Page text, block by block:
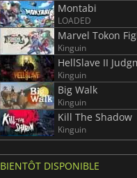
Montabi
LOADED
Marvel Tokon
Kinguin
HellSlave II
Kinguin
Big Walk
Kinguin
Kill The Shadow
Kinguin
BIENTÔT DISPONIBLE